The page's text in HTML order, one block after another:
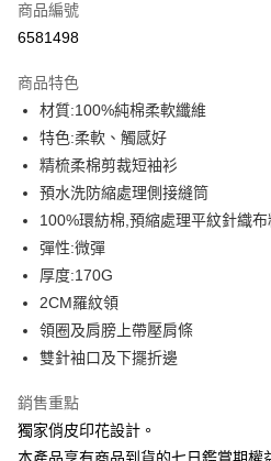
信用卡分期付款
合作金庫商業銀行
華南商業銀行
上海商業儲蓄銀行
國泰世華商業銀行
臺灣中小企業銀行
匯豐（台灣）商業銀行
聯邦商業銀行
元大商業銀行
玉山商業銀行
台新國際商業銀行
台灣樂天信用卡公司
6 期 0 利率 每期
華南商業銀行
上海商業儲蓄銀行
國泰世華商業銀行
臺灣中小企業銀行
匯豐（台灣）商業銀行
聯邦商業銀行
元大商業銀行
玉山商業銀行
台新國際商業銀行
台灣樂天信用卡公司
12 期 0 利率 每期NT$27
合作金庫商業銀行
上海商業儲蓄銀行
國泰世華商業銀行
臺灣中小企業銀行
匯豐（台灣）商業銀行
聯邦商業銀行
元大商業銀行
玉山商業銀行
台新國際商業銀行
超商取貨付款
LINE Pay
Apple Pay
街口支付
悠遊付
Google Pay
全盈+PAY
大哥付你分期
商品編號
6581498
商品特色
材質:100%純棉柔軟纖維
特色:柔軟、觸感好
精梳柔棉剪裁短袖衫
預水洗防縮處理側接縫筒
100%環紡棉,預縮處理平紋針織布
彈性:微彈
厚度:170G
2CM羅紋領
領圈及肩膀上帶壓肩條
雙針袖口及下擺折邊
銷售重點
獨家俏皮印花設計。